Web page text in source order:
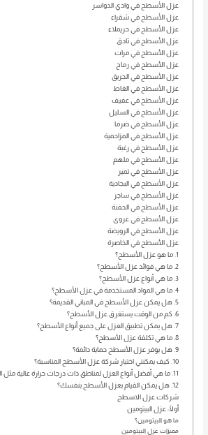
عزل الأسطح في وادي الدواسر
عزل الأسطح في شقراء
عزل الأسطح في حريملاء
عزل الأسطح في ثادق
عزل الأسطح في مرات
عزل الأسطح في رماح
عزل الأسطح في الحريق
عزل الأسطح في الغاط
عزل الأسطح في عفيف
عزل الأسطح في السليل
عزل الأسطح في ضرما
عزل الأسطح في المزاحمية
عزل الأسطح في رغبة
عزل الأسطح في ملهم
عزل الأسطح في تمير
عزل الأسطح في البجادية
عزل الأسطح في ساجر
عزل الأسطح في الحفنة
عزل الأسطح في عروى
عزل الأسطح في الرويضة
عزل الأسطح في الخاصرة
1. ما هو عزل الأسطح؟
2. ما هي فوائد عزل الأسطح؟
3. ما هي أنواع عزل الأسطح؟
4. ما هي المواد المستخدمة في عزل الأسطح؟
5. هل يمكن عزل الأسطح في المباني القديمة؟
6. كم من الوقت يستغرق عزل الأسطح؟
7. هل يمكن تطبيق العزل على جميع أنواع الأسطح؟
8. ما هي تكلفة عزل الأسطح؟
9. هل يوفر عزل الأسطح حماية دائمة؟
10. كيف يمكنني اختيار شركة عزل الأسطح المناسبة؟
11. ما هي أفضل أنواع العزل لمناطق ذات درجات حرارة عالية مثل الرياض؟
12. هل يمكن القيام بعزل الأسطح بنفسك؟
شركات عزل الاسطح
أولًا: عزل البيتومين
ما هو البيتومين؟
مميزات عزل البيتومين